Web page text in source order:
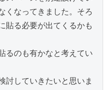
くなってきました。そろ
貼る必要が出てくるかも
るのも有かなと考えてい
討していきたいと思いま